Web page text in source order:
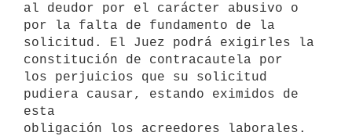
al deudor por el carácter abusivo o
por la falta de fundamento de la
solicitud. El Juez podrá exigirles la
constitución de contracautela por
los perjuicios que su solicitud
pudiera causar, estando eximidos de
esta